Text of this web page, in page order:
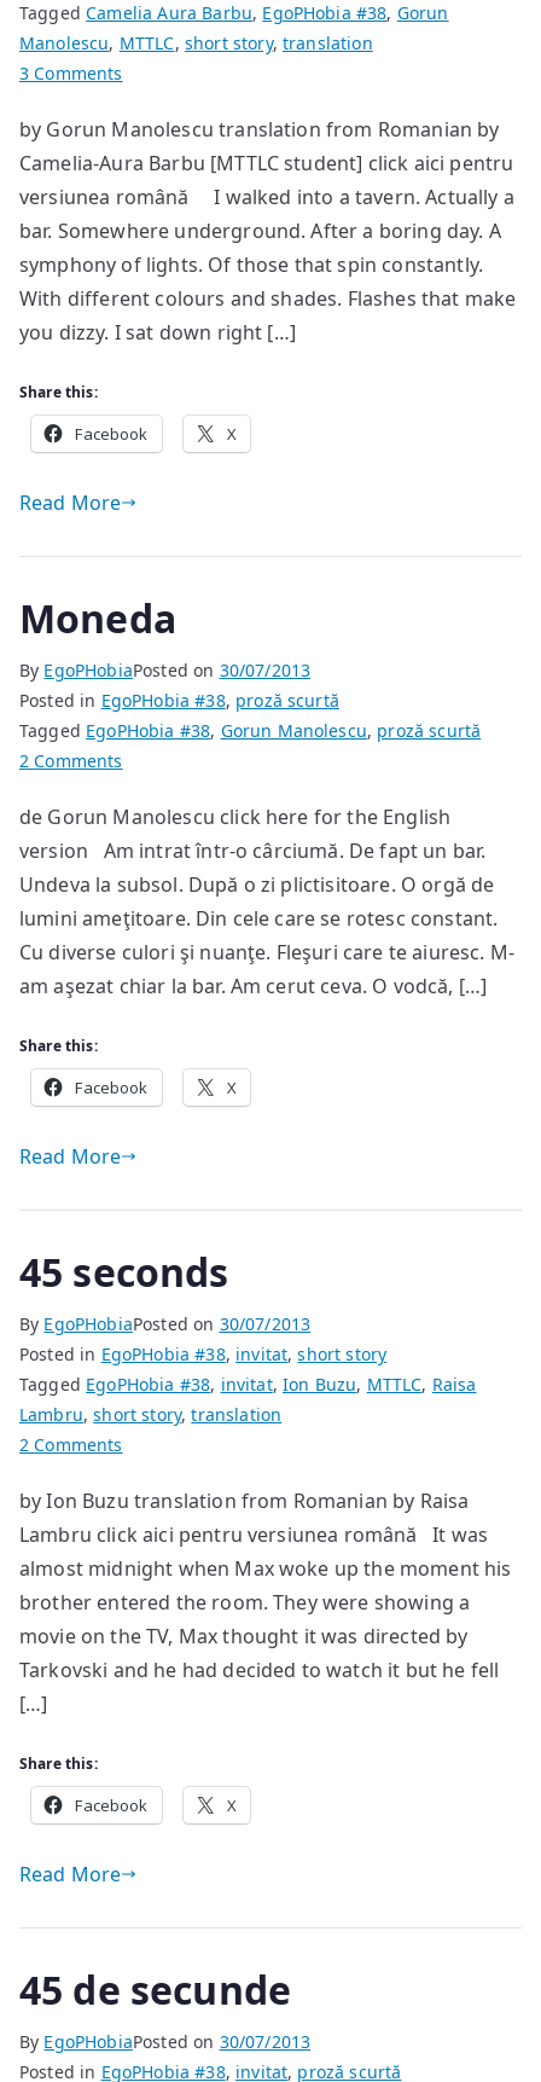
TaggedCamelia Aura Barbu, EgoPHobia #38, Gorun
Manolescu, MTTLC, short story,translation
3 Comments
Coin
by Gorun Manolescu translation from Romanian by
Camelia-Aura Barbu [MTTLC student] click aici pentru
versiunea română I walked into a tavern. Actually a
bar. Somewhere underground. After a boring day. A
symphony of lights. Of those that spin constantly.
With different colours and shades. Flashes that make
you dizzy. I sat down right […]
Share this:
Facebook X
Read More
Moneda
By EgoPHobiaPosted on 30/07/2013
Posted in EgoPHobia #38, proză scurtă
Tagged EgoPHobia #38, Gorun Manolescu, proză scurtă
2 Comments
de Gorun Manolescu click here for the English
version Am intrat într-o cârciumă. De fapt un bar.
Undeva la subsol. După o zi plictisitoare. O orgă de
lumini ameţitoare. Din cele care se rotesc constant.
Cu diverse culori şi nuanţe. Fleşuri care te aiuresc. M-
am aşezat chiar la bar. Am cerut ceva. O vodcă, […]
Share this:
Facebook X
Read More
45 seconds
By EgoPHobiaPosted on 30/07/2013
Posted in EgoPHobia #38, invitat,short story
Tagged EgoPHobia #38, invitat, Ion Buzu, MTTLC, Raisa
Lambru,short story,translation
2 Comments
seconds
by Ion Buzu translation from Romanian by Raisa
Lambru click aici pentru versiunea română It was
almost midnight when Max woke up the moment his
brother entered the room. They were showing a
movie on the TV, Max thought it was directed by
Tarkovski and he had decided to watch it but he fell
[…]
Share this:
Facebook X
Read More
45 de secunde
By EgoPHobiaPosted on 30/07/2013
Posted in EgoPHobia #38, invitat, proză scurtă